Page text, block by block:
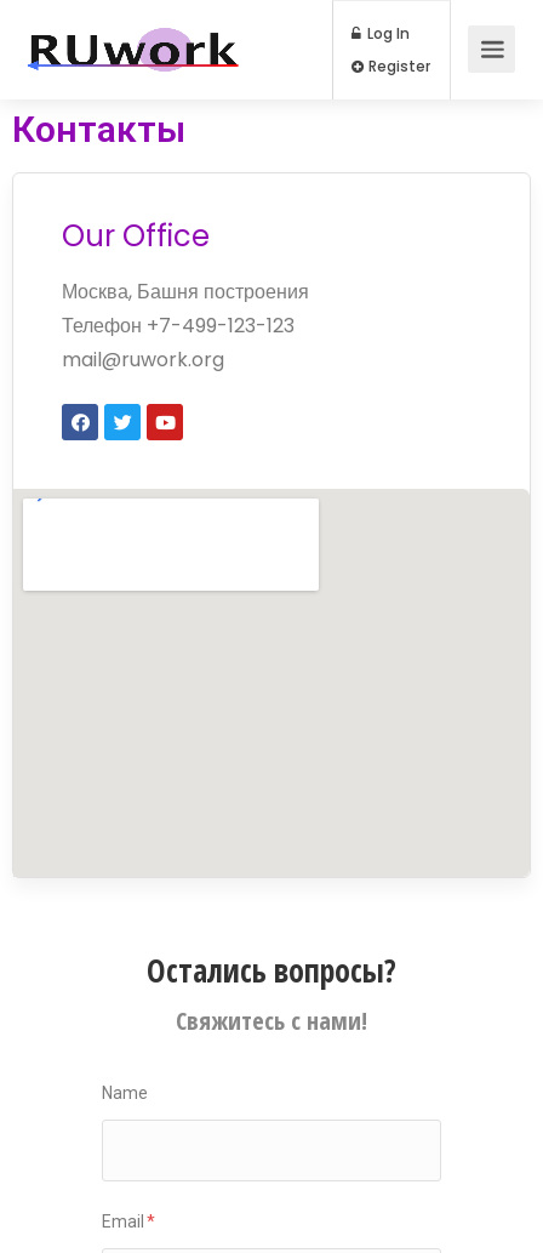
Log In
Контакты
Our Office
Москва, Башня построения
Телефон +7-499-123-123
mail@ruwork.org
Остались вопросы?
Свяжитесь с нами!
Name
Email *